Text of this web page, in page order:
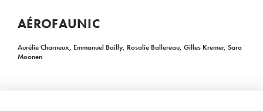
AÉROFAUNIC
Aurélie Charneux, Emmanuel Bailly, Rosalie Ballereau, Gilles Kremer, Sara
Moonen